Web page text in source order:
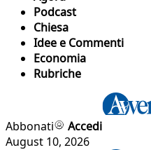
Podcast
Chiesa
Idee e Commenti
Economia
Rubriche
Abbonati
Accedi
August 10, 2026